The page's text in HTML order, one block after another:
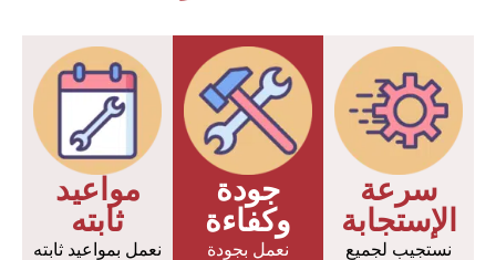
سرعة
الإستجابة
نستجيب لجميع
جودة
وكفاءة
نعمل بجودة
مواعيد
ثابته
نعمل بمواعيد ثابته